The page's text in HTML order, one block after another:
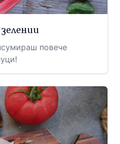
повече